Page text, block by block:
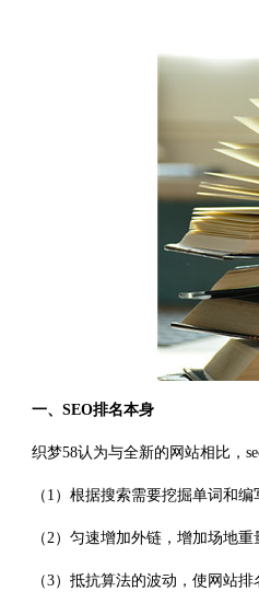
一、SEO排名本身
织梦58认为与全新的网站相比，
（1）根据搜索需要挖掘单词和编
（2）匀速增加外链，增加场地重
（3）抵抗算法的波动，使网站排